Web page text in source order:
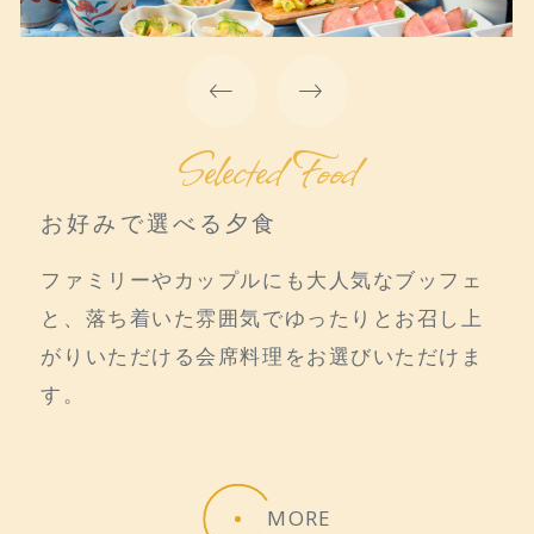
Selected Food
お好みで選べる夕食
ファミリーやカップルにも大人気なブッフェ
と、落ち着いた雰囲気でゆったりとお召し上
がりいただける会席料理をお選びいただけま
す。
MORE